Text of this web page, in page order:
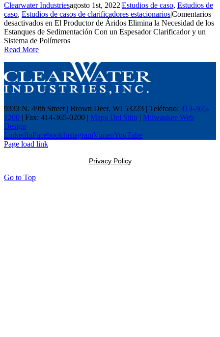
Clearwater Industriesagosto 1st, 2022|Estudios de caso, Estudios de
caso, Estudios de casos de clarificadores estacionarios|Comentarios
desactivados en El Productor de Áridos Elimina la Necesidad de los
Estanques de Sedimentación Con un Espesador Clarificador y un
Sistema de Polímeros
Read More
9333 N. 49th Street | Brown Deer, WI 53223 | Teléfono: 414-365-
1200 | Fax: 414-365-0200 | Mapa Del Sitio | Milwaukee Web
Design
LinkedInFacebookInstagramVimeoYouTube
Page load link
Privacy Policy
Go to Top